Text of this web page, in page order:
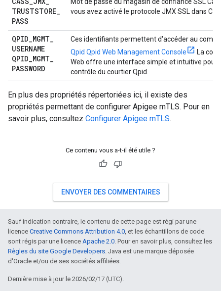
TRUSTSTORE_
PASS
vous avez activé le protocole JMX SSL dans
QPID_MGMT_
USERNAME
QPID_MGMT_
PASSWORD
Ces identifiants permettent d'accéder au
Qpid Qpid Web Management Console
La
Web offre une interface simple et intuitive pour
contrôle du courtier Qpid.
En plus des propriétés répertoriées ici, il existe des
propriétés permettant de configurer Apigee mTLS. Pour en
savoir plus, consultez Configurer Apigee mTLS.
Ce contenu vous a-t-il été utile ?
ENVOYER DES COMMENTAIRES
Sauf indication contraire, le contenu de cette page est régi par une
licence Creative Commons Attribution 4.0, et les échantillons de code
sont régis par une licence Apache 2.0. Pour en savoir plus, consultez les
Règles du site Google Developers. Java est une marque déposée
d'Oracle et/ou de ses sociétés affiliées.
Dernière mise à jour le 2026/02/17 (UTC).